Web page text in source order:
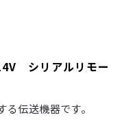
シリアルリモー
伝送機器です。